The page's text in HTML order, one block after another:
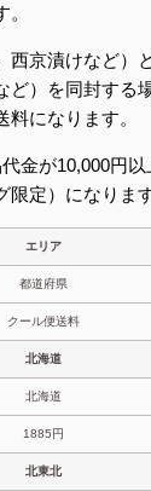
西京漬けなど）
ど）を同封する
になります。
金が10,000円以
限定）になります
エリア
都道府県
クール便送料
北海道
北海道
1885円
北東北